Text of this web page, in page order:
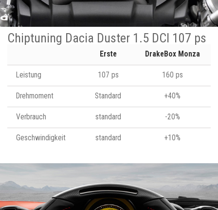
Chiptuning Dacia Duster 1.5 DCI 107 ps
Erste DrakeBox Monza
Leistung 107 ps 160 ps
Drehmoment Standard +40%
Verbrauch standard -20%
Geschwindigkeit standard +10%